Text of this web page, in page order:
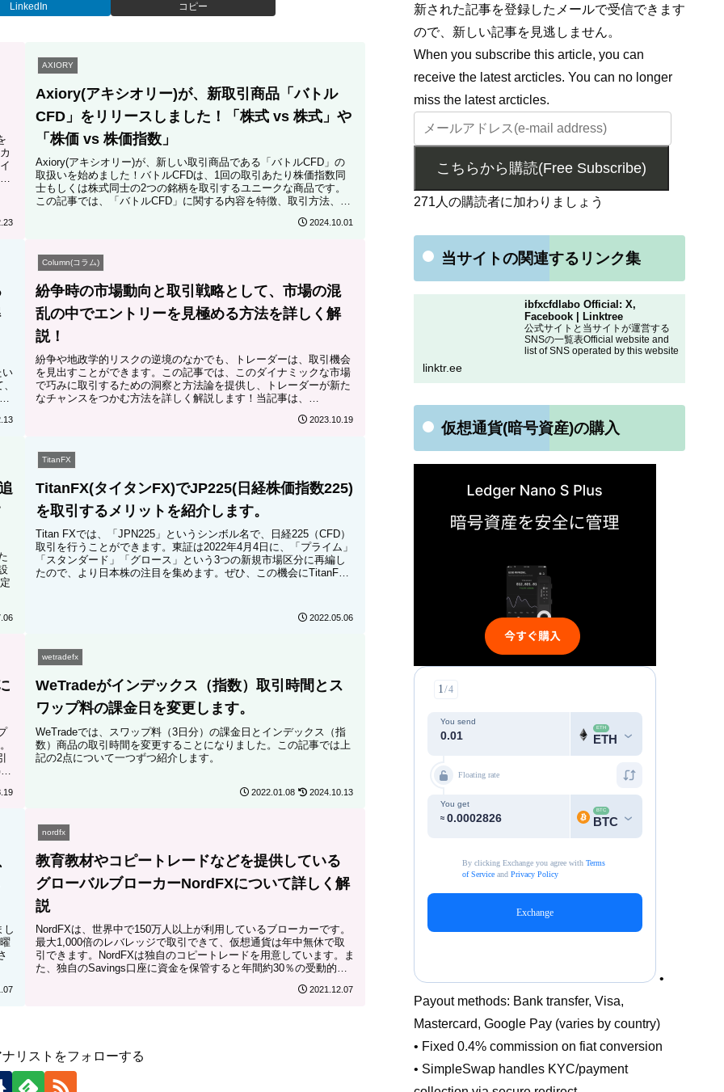
LinkedIn コピー
AXIORY
Axiory(アキシオリー)が、新取引商品「バトル
CFD」をリリースしました！「株式 vs 株式」や
「株価 vs 株価指数」
Axiory(アキシオリー)が、新しい取引商品である「バトルCFD」の
取扱いを始めました！バトルCFDは、1回の取引あたり株価指数同
士もしくは株式同士の2つの銘柄を取引するユニークな商品です。
この記事では、「バトルCFD」に関する内容を特徴、取引方法、バ
2024.10.01
い
Column(コラム)
紛争時の市場動向と取引戦略として、市場の混
乱の中でエントリーを見極める方法を詳しく解
説！
紛争や地政学的リスクの逆境のなかでも、トレーダーは、取引機会
を見出すことができます。この記事では、このダイナミックな市場
で巧みに取引するための洞察と方法論を提供し、トレーダーが新た
なチャンスをつかむ方法を詳しく解説します！当記事は、
2023.10.19
TitanFX
TitanFX(タイタンFX)でJP225(日経株価指数225)
を取引するメリットを紹介します。
Titan FXでは、「JPN225」というシンボル名で、日経225（CFD）
取引を行うことができます。東証は2022年4月4日に、「プライム」
「スタンダード」「グロース」という3つの新規市場区分に再編し
たので、より日本株の注目を集めます。ぜひ、この機会にTitanFX
2022.05.06
wetradefx
WeTradeがインデックス（指数）取引時間とス
ワップ料の課金日を変更します。
WeTradeでは、スワップ料（3日分）の課金日とインデックス（指
数）商品の取引時間を変更することになりました。この記事では上
記の2点について一つずつ紹介します。
2022.01.08 2024.10.13
し
nordfx
教育教材やコピートレードなどを提供している
グローバルブローカーNordFXについて詳しく解
説
NordFXは、世界中で150万人以上が利用しているブローカーです。
最大1,000倍のレバレッジで取引できて、仮想通貨は年中無休で取
引できます。NordFXは独自のコピートレードを用意しています。ま
た、独自のSavings口座に資金を保管すると年間約30％の受動的収
2021.12.07
ナリストをフォローする
新された記事を登録したメールで受信できます
ので、新しい記事を見逃しません。
When you subscribe this article, you can
receive the latest arcticles. You can no longer
miss the latest arcticles.
こちらから購読(Free Subscribe)
271人の購読者に加わりましょう
当サイトの関連するリンク集
ibfxcfdlabo Official: X,
Facebook | Linktree
公式サイトと当サイトが運営する
SNSの一覧表Official website and
list of SNS operated by this website
linktr.ee
仮想通貨(暗号資産)の購入
•
Payout methods: Bank transfer, Visa,
Mastercard, Google Pay (varies by country)
• Fixed 0.4% commission on fiat conversion
• SimpleSwap handles KYC/payment